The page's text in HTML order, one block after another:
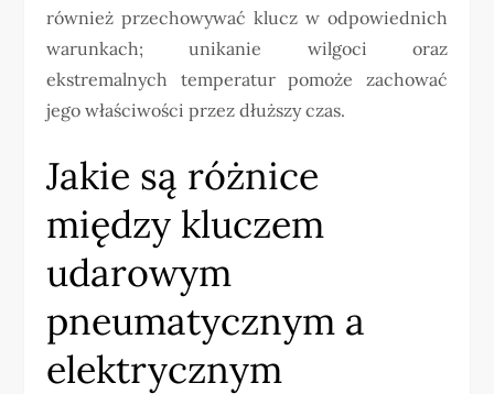
również przechowywać klucz w odpowiednich
warunkach; unikanie wilgoci oraz
ekstremalnych temperatur pomoże zachować
jego właściwości przez dłuższy czas.
Jakie są różnice
między kluczem
udarowym
pneumatycznym a
elektrycznym